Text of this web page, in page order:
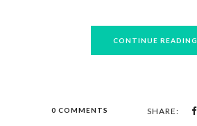
CONTINUE READING
0 COMMENTS SHARE: